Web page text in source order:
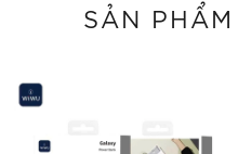
SẢN PHẨM